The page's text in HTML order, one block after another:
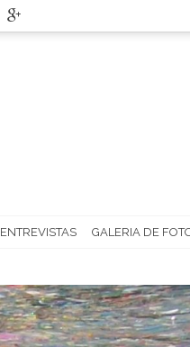
ENTREVISTAS GALERIA DE